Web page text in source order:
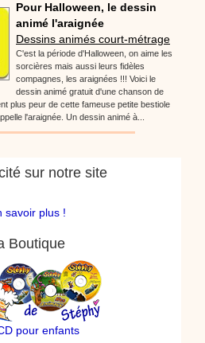
Pour Halloween, le dessin
animé l'araignée
Dessins animés court-métrage
C'est la période d'Halloween, on aime les
sorcières mais aussi leurs fidèles
compagnes, les araignées !!! Voici le
dessin animé gratuit d'une chanson de
plus peur de cette fameuse petite bestiole
l'araignée. Un dessin animé à...
sur notre site
savoir plus !
Boutique
pour enfants